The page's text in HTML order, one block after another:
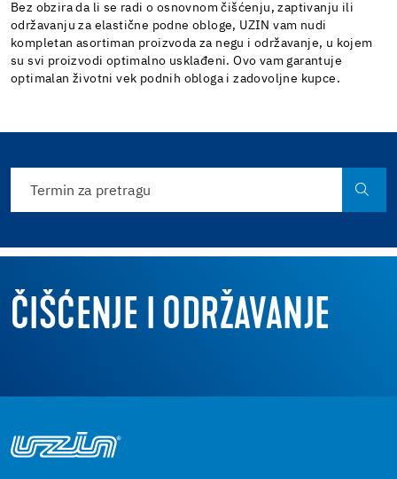
Bez obzira da li se radi o osnovnom čišćenju, zaptivanju ili
održavanju za elastične podne obloge, UZIN vam nudi
kompletan asortiman proizvoda za negu i održavanje, u kojem
su svi proizvodi optimalno usklađeni. Ovo vam garantuje
optimalan životni vek podnih obloga i zadovoljne kupce.
ČIŠĆENJE I ODRŽAVANJE